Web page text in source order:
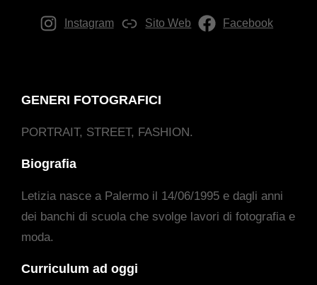
Instagram Sito Web Facebook
GENERI FOTOGRAFICI
PORTRAIT, STREET, FASHION.
Biografia
Letizia nasce a Palermo il 14/06/1995 e dagli anni
dei banchi di scuola che svolge lavori di fotografia e
moda.
Curriculum ad oggi